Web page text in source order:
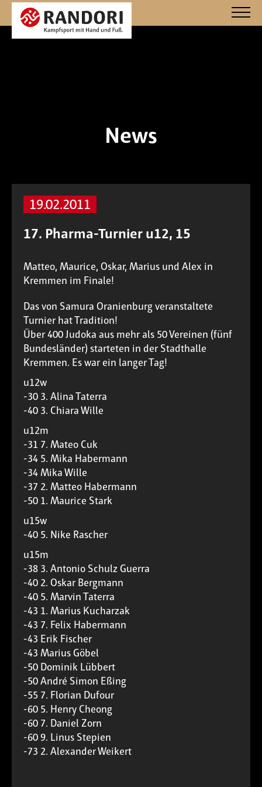
News
19.02.2011
17. Pharma-Turnier u12, 15
Matteo, Maurice, Oskar, Marius und Alex in
Kremmen im Finale!
Das von Samura Oranienburg veranstaltete
Turnier hat Tradition!
Über 400 Judoka aus mehr als 50 Vereinen (fünf
Bundesländer) starteten in der Stadthalle
Kremmen. Es war ein langer Tag!
u12w
-30 3. Alina Taterra
-40 3. Chiara Wille
u12m
-31 7. Mateo Cuk
-34 5. Mika Habermann
-34 Mika Wille
-37 2. Matteo Habermann
-50 1. Maurice Stark
u15w
-40 5. Nike Rascher
u15m
-38 3. Antonio Schulz Guerra
-40 2. Oskar Bergmann
-40 5. Marvin Taterra
-43 1. Marius Kucharzak
-43 7. Felix Habermann
-43 Erik Fischer
-43 Marius Göbel
-50 Dominik Lübbert
-50 André Simon Eßing
-55 7. Florian Dufour
-60 5. Henry Cheong
-60 7. Daniel Zorn
-60 9. Linus Stepien
-73 2. Alexander Weikert